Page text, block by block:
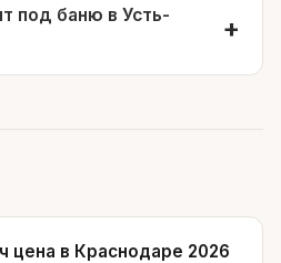
под баню в Усть-
цена в Краснодаре 2026